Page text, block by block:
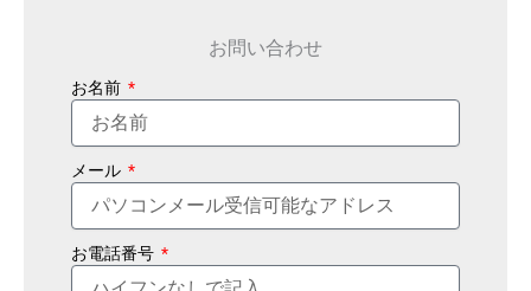
お問い合わせ
お名前
メール
お電話番号